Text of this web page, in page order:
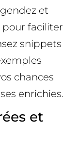
et
pour faciliter
snippets
chances
enrichies.
et